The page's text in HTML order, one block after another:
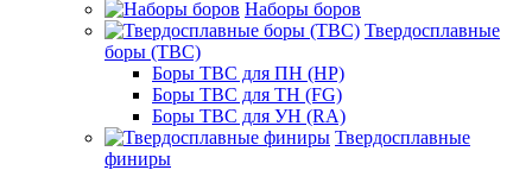
Наборы боров
Твердосплавные
боры (ТВС)
Боры ТВС для ПН (HP)
Боры ТВС для ТН (FG)
Боры ТВС для УН (RA)
Твердосплавные
финиры